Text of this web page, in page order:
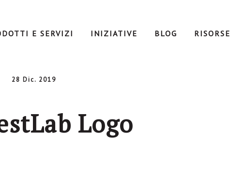
E SERVIZI INIZIATIVE BLOG RISORSE
28 Dic. 2019
Logo